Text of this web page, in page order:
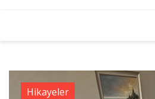
Hikayeler